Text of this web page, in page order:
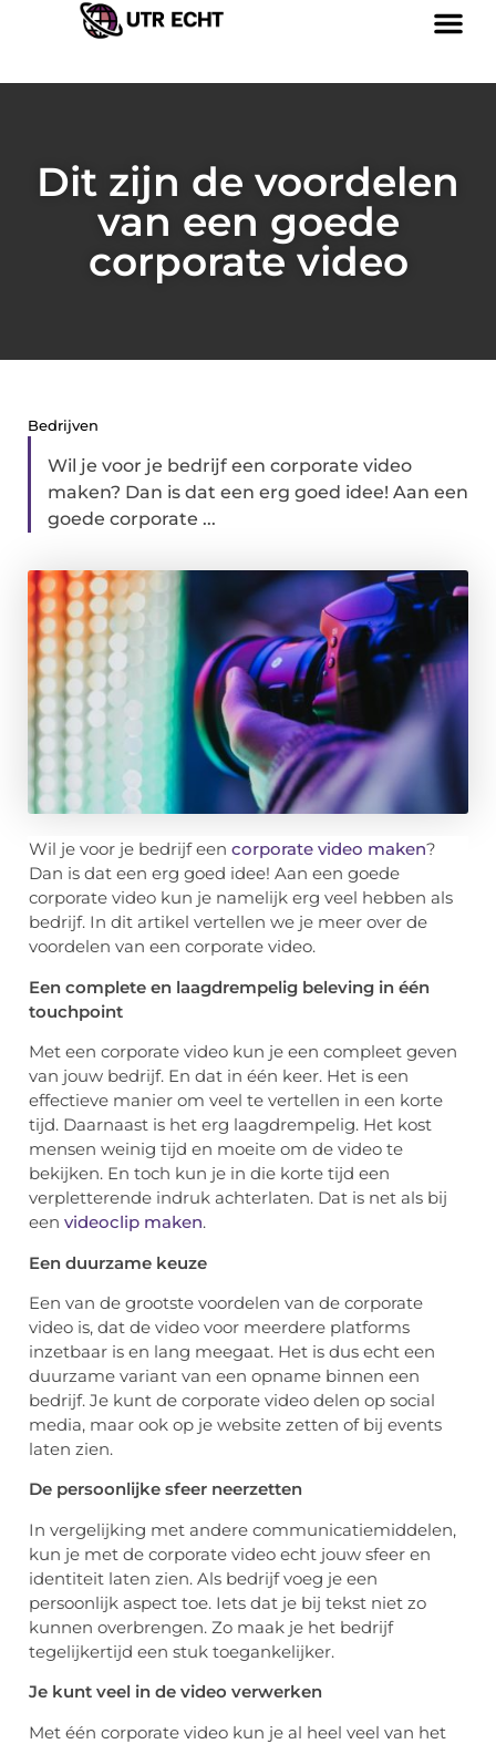
Dit zijn de voordelen
van een goede
corporate video
Bedrijven
Wil je voor je bedrijf een corporate video
maken? Dan is dat een erg goed idee! Aan een
goede corporate ...
Wil je voor je bedrijf een corporate video maken?
Dan is dat een erg goed idee! Aan een goede
corporate video kun je namelijk erg veel hebben als
bedrijf. In dit artikel vertellen we je meer over de
voordelen van een corporate video.
Een complete en laagdrempelig beleving in één
touchpoint
Met een corporate video kun je een compleet geven
van jouw bedrijf. En dat in één keer. Het is een
effectieve manier om veel te vertellen in een korte
tijd. Daarnaast is het erg laagdrempelig. Het kost
mensen weinig tijd en moeite om de video te
bekijken. En toch kun je in die korte tijd een
verpletterende indruk achterlaten. Dat is net als bij
een videoclip maken.
Een duurzame keuze
Een van de grootste voordelen van de corporate
video is, dat de video voor meerdere platforms
inzetbaar is en lang meegaat. Het is dus echt een
duurzame variant van een opname binnen een
bedrijf. Je kunt de corporate video delen op social
media, maar ook op je website zetten of bij events
laten zien.
De persoonlijke sfeer neerzetten
In vergelijking met andere communicatiemiddelen,
kun je met de corporate video echt jouw sfeer en
identiteit laten zien. Als bedrijf voeg je een
persoonlijk aspect toe. Iets dat je bij tekst niet zo
kunnen overbrengen. Zo maak je het bedrijf
tegelijkertijd een stuk toegankelijker.
Je kunt veel in de video verwerken
Met één corporate video kun je al heel veel van het